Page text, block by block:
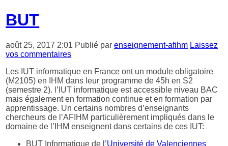
BUT
août 25, 2017 2:01 Publié parenseignement-afihm Laissez
vos commentaires
Les IUT informatique en France ont un module obligatoire
(M2105) en IHM dans leur programme de 45h en S2
(semestre 2). l’IUT informatique est accessible niveau BAC
mais également en formation continue et en formation par
apprentissage. Un certains nombres d’enseignants
chercheurs de l’AFIHM particulièrement impliqués dans le
domaine de l’IHM enseignent dans certains de ces IUT:
BUT Informatique de l’Université de Valenciennes